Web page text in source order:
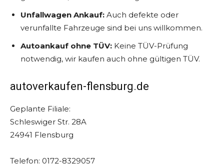
Unfallwagen Ankauf: Auch defekte oder
verunfallte Fahrzeuge sind bei uns willkommen.
Autoankauf ohne TÜV: Keine TÜV-Prüfung
notwendig, wir kaufen auch ohne gültigen TÜV.
autoverkaufen-flensburg.de
Geplante Filiale:
Schleswiger Str. 28A
24941 Flensburg
Telefon: 0172-8329057